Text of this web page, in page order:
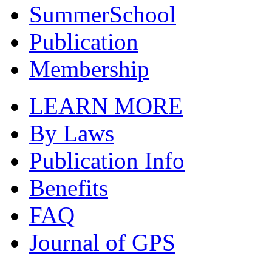
SummerSchool
Publication
Membership
LEARN MORE
By Laws
Publication Info
Benefits
FAQ
Journal of GPS